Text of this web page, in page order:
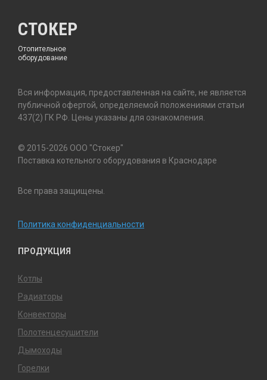
СТОКЕР
Отопительное
оборудование
Вся информация, предоставленная на сайте, не является
публичной офертой, определяемой положениями статьи
437(2) ГК РФ. Цены указаны для ознакомления.
© 2015-2026 ООО "Стокер"
Поставка котельного оборудования в Краснодаре
Все права защищены.
Политика конфиденциальности
ПРОДУКЦИЯ
Котлы
Радиаторы
Конвекторы
Полотенцесушители
Дымоходы
Горелки